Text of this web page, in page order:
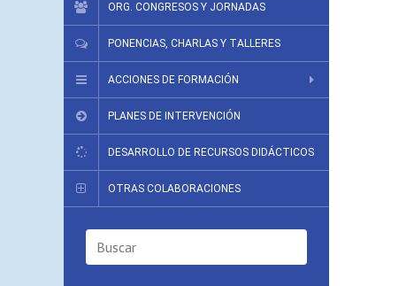
ORG. CONGRESOS Y JORNADAS
PONENCIAS, CHARLAS Y TALLERES
ACCIONES DE FORMACIÓN
PLANES DE INTERVENCIÓN
DESARROLLO DE RECURSOS DIDÁCTICOS
OTRAS COLABORACIONES